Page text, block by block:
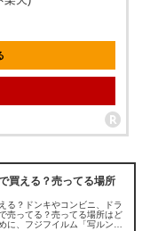
買える？売ってる場所
る？ドンキやコンビニ、ドラ
売ってる？売ってる場所はど
に、フジフイルム「写ルンで